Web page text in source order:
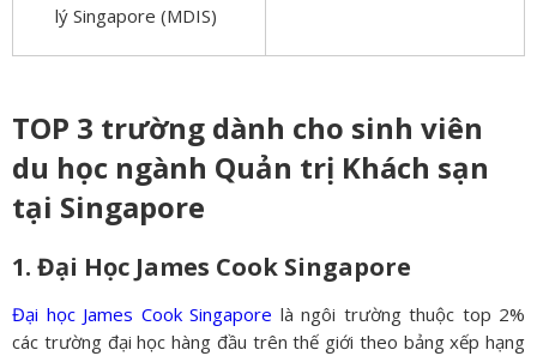
lý Singapore (MDIS)
TOP 3 trường dành cho sinh viên
du học ngành Quản trị Khách sạn
tại Singapore
1. Đại Học James Cook Singapore
Đại học James Cook Singapore là ngôi trường thuộc top 2%
các trường đại học hàng đầu trên thế giới theo bảng xếp hạng